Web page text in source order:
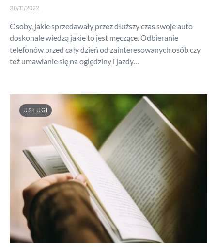
30/11/2022
Osoby, jakie sprzedawały przez dłuższy czas swoje auto
doskonale wiedzą jakie to jest męczące. Odbieranie
telefonów przed cały dzień od zainteresowanych osób czy
też umawianie się na oględziny i jazdy…
USŁUGI